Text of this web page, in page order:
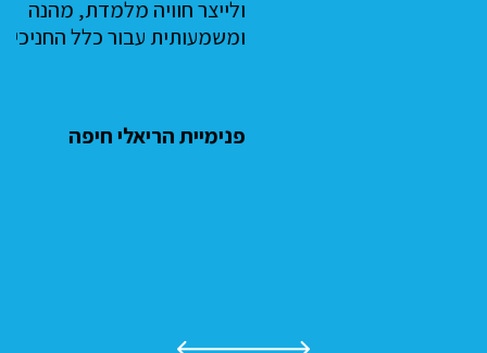
ולייצר חוויה מלמדת, מהנה
ומשמעותית עבור כלל החניכים."
פנימיית הריאלי חיפה